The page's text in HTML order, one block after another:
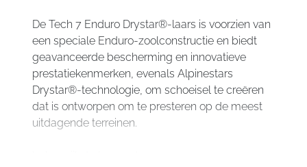
Drystar
Boots
Black
10
aantal
De Tech 7 Enduro Drystar®-laars is voorzien van
een speciale Enduro-zoolconstructie en biedt
geavanceerde bescherming en innovatieve
prestatiekenmerken, evenals Alpinestars
Drystar®-technologie, om schoeisel te creëren
dat is ontworpen om te presteren op de meest
uitdagende terreinen.